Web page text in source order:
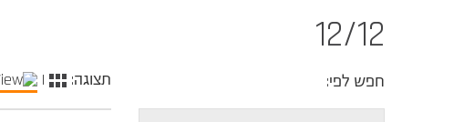
12/12
חפש לפי: תצוגה: |